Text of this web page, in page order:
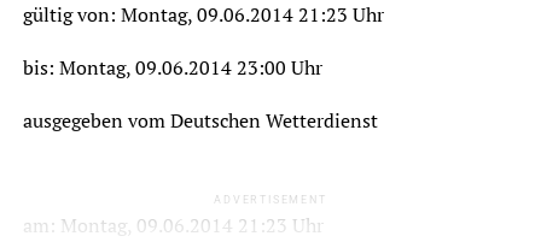
gültig von: Montag, 09.06.2014 21:23 Uhr
bis: Montag, 09.06.2014 23:00 Uhr
ausgegeben vom Deutschen Wetterdienst
ADVERTISEMENT
am: Montag, 09.06.2014 21:23 Uhr